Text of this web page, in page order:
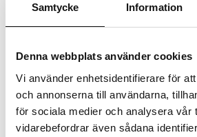
Samtycke Information
Denna webbplats använder cookies
Vi använder enhetsidentifierare för
och annonserna till användarna,
för sociala medier och analysera vår
vidarebefordrar även sådana
mångfalden.
Finns i lager (5 st)
Inkl. moms:
Lägg i